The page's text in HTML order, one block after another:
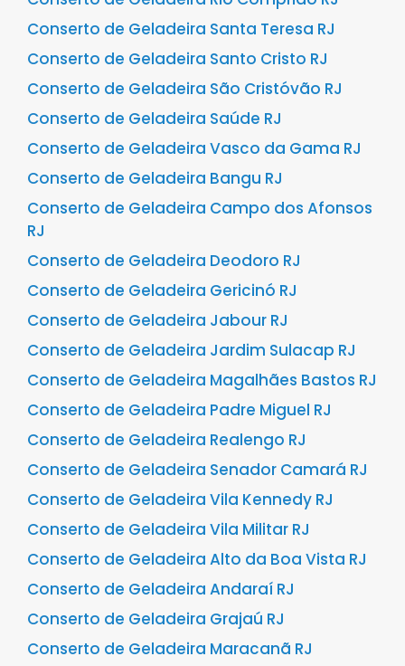
Conserto de Geladeira Santa Teresa RJ
Conserto de Geladeira Santo Cristo RJ
Conserto de Geladeira São Cristóvão RJ
Conserto de Geladeira Saúde RJ
Conserto de Geladeira Vasco da Gama RJ
Conserto de Geladeira Bangu RJ
Conserto de Geladeira Campo dos Afonsos
RJ
Conserto de Geladeira Deodoro RJ
Conserto de Geladeira Gericinó RJ
Conserto de Geladeira Jabour RJ
Conserto de Geladeira Jardim Sulacap RJ
Conserto de Geladeira Magalhães Bastos RJ
Conserto de Geladeira Padre Miguel RJ
Conserto de Geladeira Realengo RJ
Conserto de Geladeira Senador Camará RJ
Conserto de Geladeira Vila Kennedy RJ
Conserto de Geladeira Vila Militar RJ
Conserto de Geladeira Alto da Boa Vista RJ
Conserto de Geladeira Andaraí RJ
Conserto de Geladeira Grajaú RJ
Conserto de Geladeira Maracanã RJ